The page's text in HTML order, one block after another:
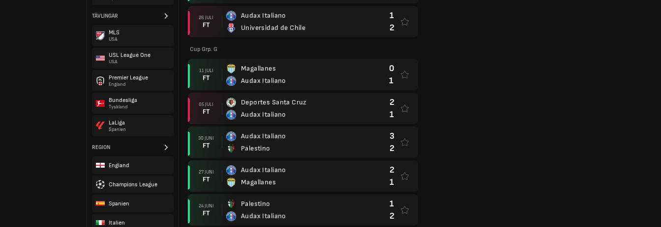
TÄVLINGAR
MLS
USA
USL League One
USA
Premier League
England
Bundesliga
Tyskland
LaLiga
Spanien
REGION
England
Champions League
Spanien
Italien
26 JULI
FT
Audax Italiano
Universidad de Chile
1
2
Cup Grp. G
11 JULI
FT
Magallanes
Audax Italiano
0
1
05 JULI
FT
Deportes Santa Cruz
Audax Italiano
2
1
30 JUNI
FT
Audax Italiano
Palestino
3
2
27 JUNI
FT
Audax Italiano
Magallanes
2
1
24 JUNI
FT
Palestino
Audax Italiano
1
2